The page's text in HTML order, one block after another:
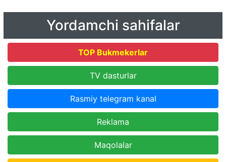
Yordamchi sahifalar
TOP Bukmekerlar
TV dasturlar
Rasmiy telegram kanal
Reklama
Maqolalar